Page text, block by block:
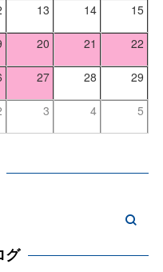
13 14 15
20 21 22
27 28 29
3 4 5
グ